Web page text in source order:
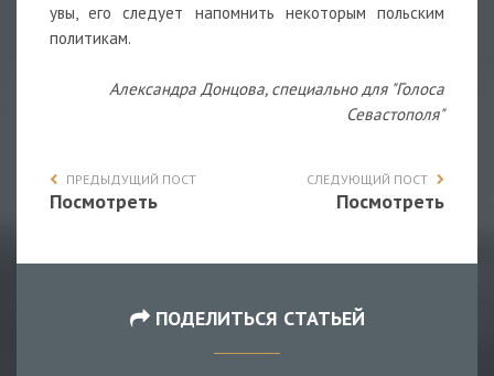
увы, его следует напомнить некоторым польским
политикам.
Александра Донцова, специально для "Голоса
Севастополя"
ПРЕДЫДУЩИЙ ПОСТ
Посмотреть
СЛЕДУЮЩИЙ ПОСТ
Посмотреть
ПОДЕЛИТЬСЯ СТАТЬЕЙ